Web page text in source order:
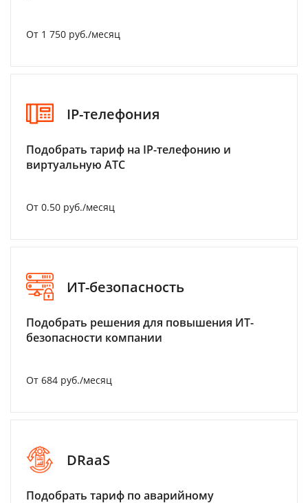
От 1 750 руб./месяц
IP-телефония
Подобрать тариф на IP-телефонию и
виртуальную АТС
От 0.50 руб./месяц
ИТ-безопасность
Подобрать решения для повышения ИТ-
безопасности компании
От 684 руб./месяц
DRaaS
Подобрать тариф по аварийному